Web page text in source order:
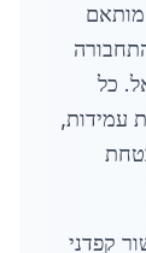
כל
עמידות,
קפדני